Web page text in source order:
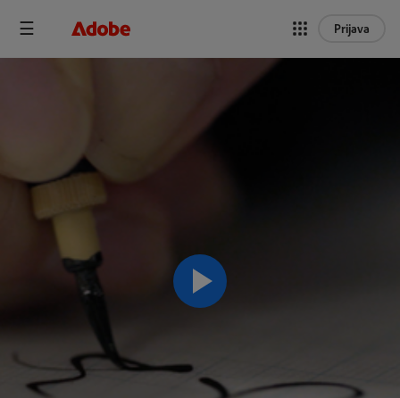
Prijava